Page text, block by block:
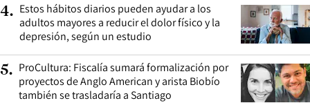
4. Estos hábitos diarios pueden ayudar a los
adultos mayores a reducir el dolor físico y la
depresión, según un estudio
5. ProCultura: Fiscalía sumará formalización por
proyectos de Anglo American y arista Biobío
también se trasladaría a Santiago